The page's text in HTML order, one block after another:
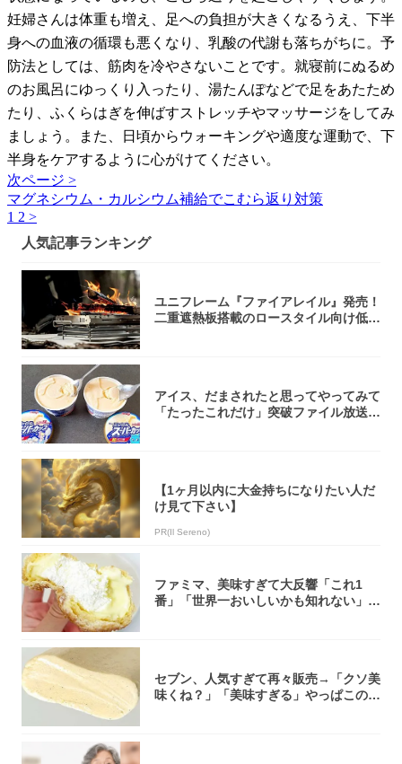
妊婦さんは体重も増え、足への負担が大きくなるうえ、下半
身への血液の循環も悪くなり、乳酸の代謝も落ちがちに。予
防法としては、筋肉を冷やさないことです。就寝前にぬるめ
のお風呂にゆっくり入ったり、湯たんぽなどで足をあたため
たり、ふくらはぎを伸ばすストレッチやマッサージをしてみ
ましょう。また、日頃からウォーキングや適度な運動で、下
半身をケアするように心がけてください。
次ページ >
マグネシウム・カルシウム補給でこむら返り対策
1 2 >
人気記事ランキング
ユニフレーム『ファイアレイル』発売！
二重遮熱板搭載のロースタイル向け低型
アイス、だまされたと思ってやってみて
「たったこれだけ」突破ファイル放送で
【1ヶ月以内に大金持ちになりたい人だ
け見て下さい】
PR(Il Sereno)
ファミマ、美味すぎて大反響「これ1
番」「世界一おいしいかも知れない」
セブン、人気すぎて再々販売→「クソ美
味くね？」「美味すぎる」やっぱこのク